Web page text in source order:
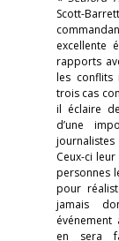
Scott-
excellente
rapports
les conflits
trois cas
il éclaire
d’une
Ceux-ci
personnes
pour
jamais
événement
en sera